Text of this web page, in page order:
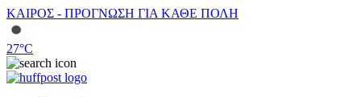
ΚΑΙΡΟΣ - ΠΡΟΓΝΩΣΗ ΓΙΑ ΚΑΘΕ ΠΟΛΗ
27°C